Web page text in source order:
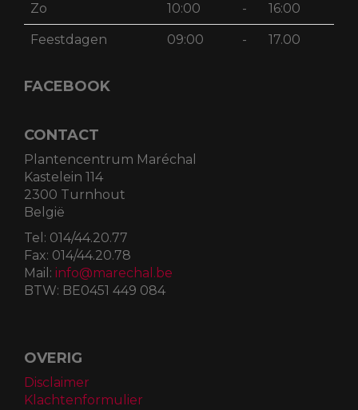
Zo 10:00 - 16:00
Feestdagen 09:00 - 17.00
FACEBOOK
CONTACT
Plantencentrum Maréchal
Kastelein 114
2300 Turnhout
België
Tel: 014/44.20.77
Fax: 014/44.20.78
Mail: info@marechal.be
BTW: BE0451 449 084
OVERIG
Disclaimer
Klachtenformulier